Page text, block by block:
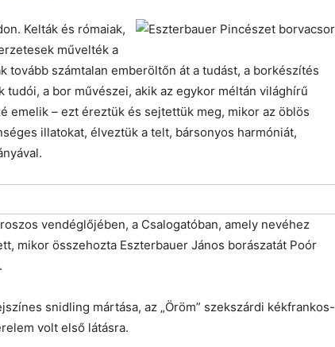
Kelták és rómaiak,
művelték a
tovább számtalan emberöltőn át a tudást, a borkészítés
a bor művészei, akik az egykor méltán világhírű
emelik – ezt éreztük és sejtettük meg, mikor az öblös
illatokat, élveztük a telt, bársonyos harmóniát,
vendéglőjében, a Csalogatóban, amely nevéhez
mikor összehozta Eszterbauer János borászatát Poór
snidling mártása, az „Öröm” szekszárdi kékfrankos-
volt első látásra.